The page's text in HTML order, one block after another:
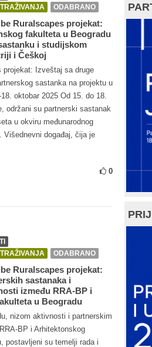
ODABRANO
Ruralscapes projekat:
fakulteta u Beogradu
i studijskom
i Češkoj
projekat: Izveštaj sa druge
sastanka na projektu u
oktobar 2025 Od 15. do 18.
održani su partnerski sastanak
u okviru međunarodnog
Višednevni događaj, čija je
0
ODABRANO
Ruralscapes projekat:
sastanaka i
između RRA-BP i
u Beogradu
nizom aktivnosti i partnerskim
BP i Arhitektonskog
postavljeni su temelji rada i